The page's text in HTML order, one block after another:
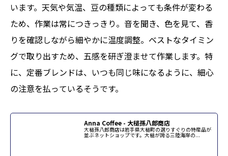
います。天気や気温、豆の種類によっても条件が変わる
ため、作業は常につきっきり。音を聞き、色を見て、香
りを確認しながら細やかに温度調整。ベストなタイミン
グで取り出すため、五感を研ぎ澄ませて作業します。特
に、定番ブレンドは、いつも同じ味になるように、細心
の注意を払っているそうです。
Anna Coffee - 大槌孫八郎商店
大槌孫八郎商店は岩手県大槌町の選りすぐりの特産品が
並ぶネットショップです。大槌が誇る三陸海岸の...